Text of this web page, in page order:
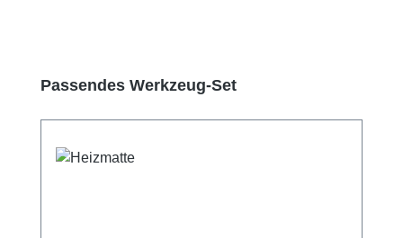
Produktgalerie überspringen
Passendes Werkzeug-Set